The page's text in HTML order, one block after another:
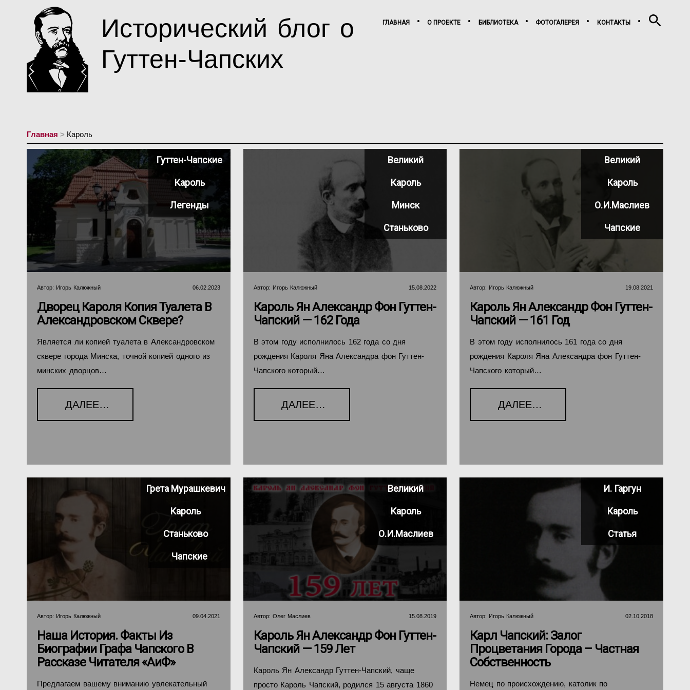
ГЛАВНАЯ О ПРОЕКТЕ БИБЛИОТЕКА ФОТОГАЛЕРЕЯ КОНТАКТЫ
Исторический блог о
Гуттен-Чапских
Главная > Кароль
Гуттен-Чапские
Кароль
Легенды
Автор: Игорь Калюжный 06.02.2023
Дворец Кароля Копия Туалета В
Александровском Сквере?
Является ли копией туалета в Александровском
сквере города Минска, точной копией одного из
минских дворцов…
ДАЛЕЕ…
Великий
Кароль
Минск
Станьково
Автор: Игорь Калюжный 15.08.2022
Кароль Ян Александр Фон Гуттен-
Чапский — 162 Года
В этом году исполнилось 162 года со дня
рождения Кароля Яна Александра фон Гуттен-
Чапского который…
ДАЛЕЕ…
Великий
Кароль
О.И.Маслиев
Чапские
Автор: Игорь Калюжный 19.08.2021
Кароль Ян Александр Фон Гуттен-
Чапский — 161 Год
В этом году исполнилось 161 года со дня
рождения Кароля Яна Александра фон Гуттен-
Чапского который…
ДАЛЕЕ…
Грета Мурашкевич
Кароль
Станьково
Чапские
Автор: Игорь Калюжный 09.04.2021
Наша История. Факты Из
Биографии Графа Чапского В
Рассказе Читателя «АиФ»
Предлагаем вашему вниманию увлекательный
Великий
Кароль
О.И.Маслиев
Автор: Олег Маслиев 15.08.2019
Кароль Ян Александр Фон Гуттен-
Чапский — 159 Лет
Кароль Ян Александр Гуттен-Чапский, чаще
просто Кароль Чапский, родился 15 августа 1860
И. Гаргун
Кароль
Статья
Автор: Игорь Калюжный 02.10.2018
Карл Чапский: Залог
Процветания Города – Частная
Собственность
Немец по происхождению, католик по